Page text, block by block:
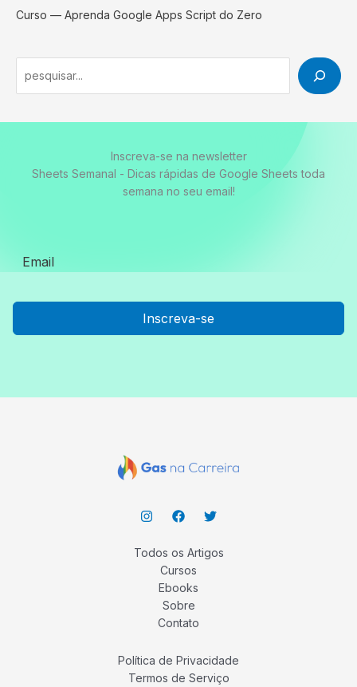
Curso — Aprenda Google Apps Script do Zero
Inscreva-se na newsletter
Sheets Semanal - Dicas rápidas de Google Sheets toda
semana no seu email!
Inscreva-se
Todos os Artigos
Cursos
Ebooks
Sobre
Contato
Política de Privacidade
Termos de Serviço